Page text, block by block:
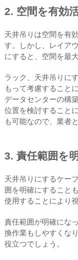
2. 空間を有効
天井吊りは空間を有
す。しかし、レイア
にすると、空間を最
ラック、天井吊りに
もって考慮すること
データセンターの構
位置を検討すること
も可能なので、業者
3. 責任範囲を
天井吊りにするケー
囲を明確にすること
使用することにより
責任範囲が明確にな
換作業もしやすくな
役立つでしょう。